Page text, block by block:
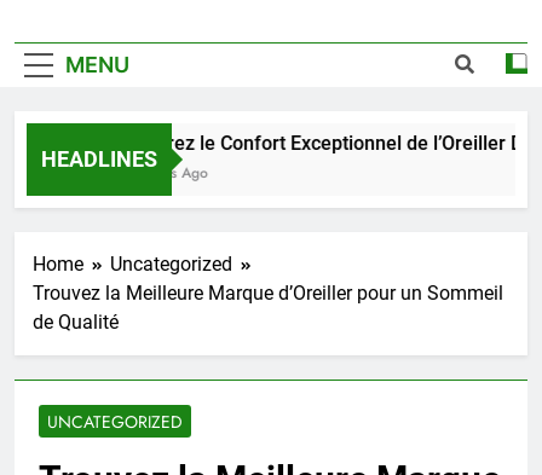
MENU
HEADLINES
Découvrez le Confort Exceptionnel de l’Oreiller
3 Semaines Ago
Home
Uncategorized
Trouvez la Meilleure Marque d’Oreiller pour un Sommeil
de Qualité
UNCATEGORIZED